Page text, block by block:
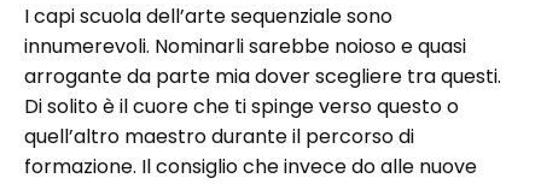
I capi scuola dell’arte sequenziale sono
innumerevoli. Nominarli sarebbe noioso e quasi
arrogante da parte mia dover scegliere tra questi.
Di solito è il cuore che ti spinge verso questo o
quell’altro maestro durante il percorso di
formazione. Il consiglio che invece do alle nuove